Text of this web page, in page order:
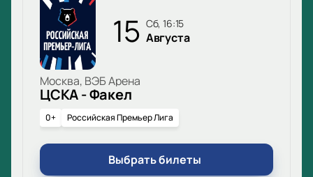
15 сб, 16:15
Августа
Москва, ВЭБ Арена
ЦСКА - Факел
0+ Российская Премьер Лига
Выбрать билеты